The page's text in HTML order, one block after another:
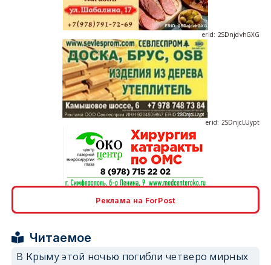
erid: 2SDnjdvhGXG
erid: 2SDnjcLUypt
erid: 2SDnjcrDNw6
Реклама на ForPost
Читаемое
В Крыму этой ночью погибли четверо мирных